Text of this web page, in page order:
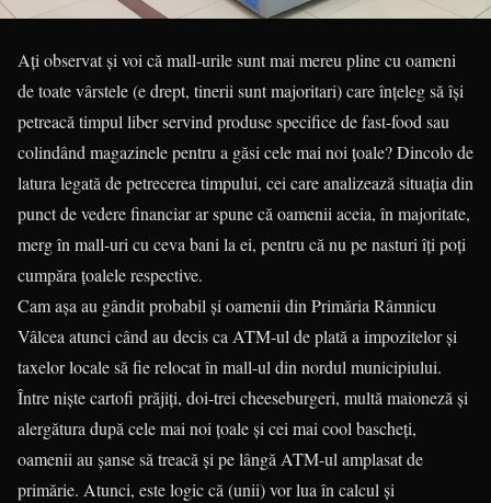
Ați observat și voi că mall-urile sunt mai mereu pline cu oameni
de toate vârstele (e drept, tinerii sunt majoritari) care înțeleg să își
petreacă timpul liber servind produse specifice de fast-food sau
colindând magazinele pentru a găsi cele mai noi țoale? Dincolo de
latura legată de petrecerea timpului, cei care analizează situația din
punct de vedere financiar ar spune că oamenii aceia, în majoritate,
merg în mall-uri cu ceva bani la ei, pentru că nu pe nasturi îți poți
cumpăra țoalele respective.
Cam așa au gândit probabil și oamenii din Primăria Râmnicu
Vâlcea atunci când au decis ca ATM-ul de plată a impozitelor și
taxelor locale să fie relocat în mall-ul din nordul municipiului.
Între niște cartofi prăjiți, doi-trei cheeseburgeri, multă maioneză și
alergătura după cele mai noi țoale și cei mai cool bascheți,
oamenii au șanse să treacă și pe lângă ATM-ul amplasat de
primărie. Atunci, este logic că (unii) vor lua în calcul și